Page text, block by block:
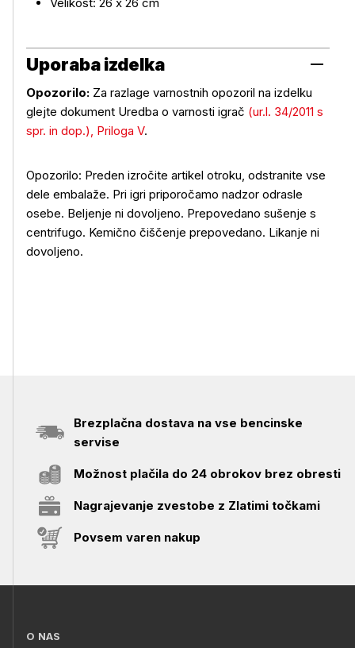
Uporaba izdelka
Uporaba izdelka
Opozorilo: Za razlage varnostnih opozoril na izdelku
glejte dokument Uredba o varnosti igrač (ur.l. 34/2011 s
spr. in dop.), Priloga V.
Opozorilo: Preden izročite artikel otroku, odstranite vse
dele embalaže. Pri igri priporočamo nadzor odrasle
osebe. Beljenje ni dovoljeno. Prepovedano sušenje s
centrifugo. Kemično čiščenje prepovedano. Likanje ni
dovoljeno.
Brezplačna dostava na vse bencinske
servise
Možnost plačila do 24 obrokov brez obresti
Nagrajevanje zvestobe z Zlatimi točkami
Povsem varen nakup
O NAS